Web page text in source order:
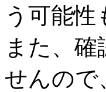
う可能性
また、
せんので